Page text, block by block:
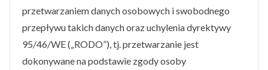
przetwarzaniem danych osobowych i swobodnego
przepływu takich danych oraz uchylenia dyrektywy
95/46/WE („RODO”), tj. przetwarzanie jest
dokonywane na podstawie zgody osoby